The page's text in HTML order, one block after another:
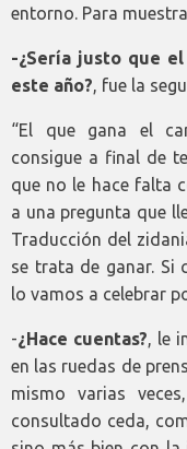
entorno. Para
-¿Sería justo que
este año?, fue la
“El que gana el
consigue a final de
que no le hace falta
a una pregunta que
Traducción del
se trata de ganar.
lo vamos a celebrar
-¿Hace cuentas?, le
en las ruedas de
mismo varias
consultado ceda,